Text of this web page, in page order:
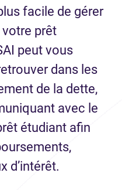
facile de gérer
votre prêt
peut vous
dans les
de la dette,
avec le
étudiant afin
d’intérêt.